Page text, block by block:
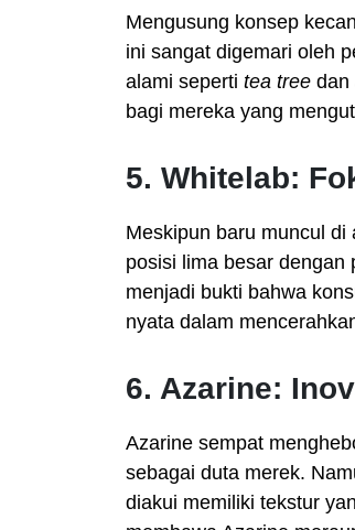
Mengusung konsep
ini sangat digemari oleh
alami seperti tea tree dan
bagi mereka yang
5. Whitelab:
Meskipun baru muncul
posisi lima besar dengan
menjadi bukti bahwa
nyata dalam
6. Azarine:
Azarine sempat
sebagai duta merek.
diakui memiliki tekstur